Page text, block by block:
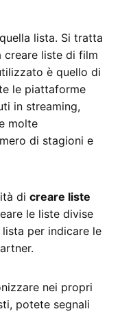
lista. Si tratta
creare liste di film
è quello di
le piattaforme
in streaming,
molte
di stagioni e
dicreare liste
le liste divise
per indicare le
nei propri
potete segnali